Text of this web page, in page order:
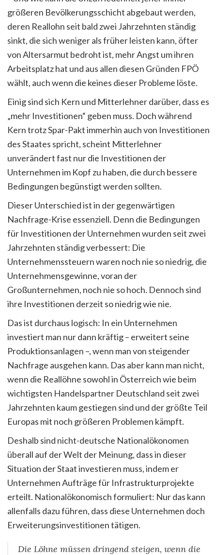
größeren Bevölkerungsschicht abgebaut werden,
deren Reallohn seit bald zwei Jahrzehnten ständig
sinkt, die sich weniger als früher leisten kann, öfter
von Altersarmut bedroht ist, mehr Angst um ihren
Arbeitsplatz hat und aus allen diesen Gründen FPÖ
wählt, auch wenn die keines dieser Probleme löste.
Einig sind sich Kern und Mitterlehner darüber, dass es
„mehr Investitionen“ geben muss. Doch während
Kern trotz Spar-Pakt immerhin auch von Investitionen
des Staates spricht, scheint Mitterlehner
unverändert fast nur die Investitionen der
Unternehmen im Kopf zu haben, die durch bessere
Bedingungen begünstigt werden sollten.
Dieser Unterschied ist in der gegenwärtigen
Nachfrage-Krise essenziell. Denn die Bedingungen
für Investitionen der Unternehmen wurden seit zwei
Jahrzehnten ständig verbessert: Die
Unternehmenssteuern waren noch nie so niedrig, die
Unternehmensgewinne, voran der
Großunternehmen, noch nie so hoch. Dennoch sind
ihre Investitionen derzeit so niedrig wie nie.
Das ist durchaus logisch: In ein Unternehmen
investiert man nur dann kräftig – erweitert seine
Produktionsanlagen –, wenn man von steigender
Nachfrage ausgehen kann. Das aber kann man nicht,
wenn die Reallöhne sowohl in Österreich wie beim
wichtigsten Handelspartner Deutschland seit zwei
Jahrzehnten kaum gestiegen sind und der größte Teil
Europas mit noch größeren Problemen kämpft.
Deshalb sind nicht-deutsche Nationalökonomen
überall auf der Welt der Meinung, dass in dieser
Situation der Staat investieren muss, indem er
Unternehmen Aufträge für Infrastrukturprojekte
erteilt. Nationalökonomisch formuliert: Nur das kann
allenfalls dazu führen, dass diese Unternehmen doch
Erweiterungsinvestitionen tätigen.
Die Löhne müssen dringend steigen, wenn die